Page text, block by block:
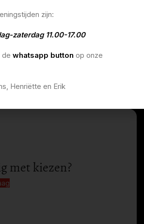
met kiezen?
zijn:
zaterdag 11.00-17.00
de whatsapp button op onze
Henriëtte en Erik